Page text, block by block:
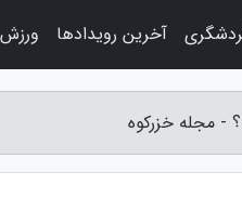
- مجله خزرکوه
آخرین رویدادها